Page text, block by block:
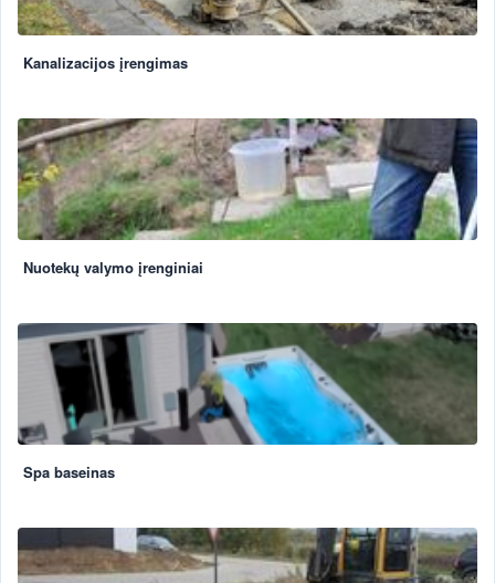
Kanalizacijos įrengimas
Nuotekų valymo įrenginiai
Spa baseinas